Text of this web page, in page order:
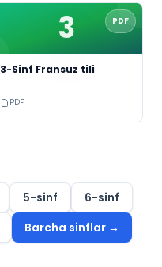
3 PDF
3-Sinf Fransuz tili
PDF
5-sinf 6-sinf
Barcha sinflar →